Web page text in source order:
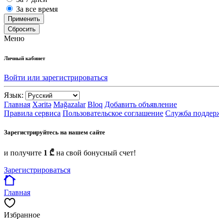
За все время
Применить
Сбросить
Меню
Личный кабинет
Войти или зарегистрироваться
Язык:
Главная Xəritə Mağazalar Bloq Добавить объявление
Правила сервиса Пользовательское соглашение Служба
Зарегистрируйтесь на нашем сайте
и получите 1 ₾ на свой бонусный счет!
Зарегистрироваться
Главная
Избранное